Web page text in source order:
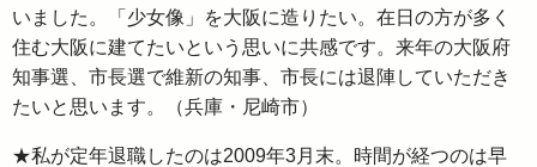
いました。「少女像」を大阪に造りたい。在日の方が多く
住む大阪に建てたいという思いに共感です。来年の大阪府
知事選、市長選で維新の知事、市長には退陣していただき
たいと思います。（兵庫・尼崎市）
★私が定年退職したのは2009年3月末。時間が経つのは早